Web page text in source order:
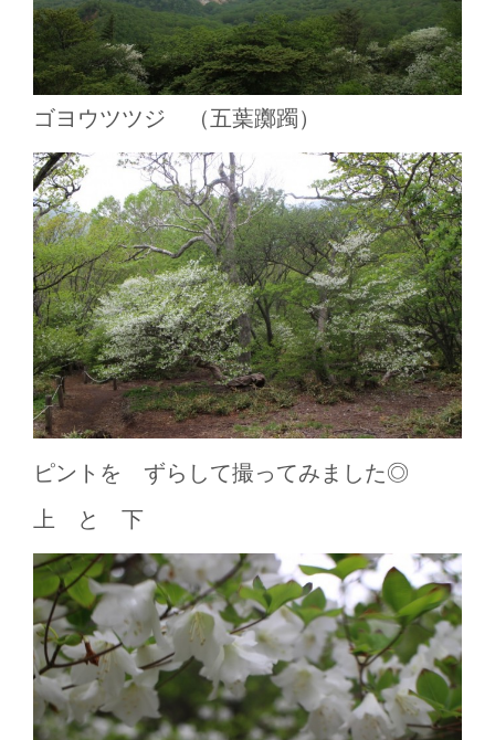
ゴヨウツツジ （五葉躑躅）
ピントを ずらして撮ってみました◎
上 と 下